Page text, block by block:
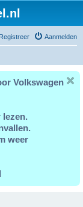
Aanmelden
Registreer
Volkswagen
lezen.
weer